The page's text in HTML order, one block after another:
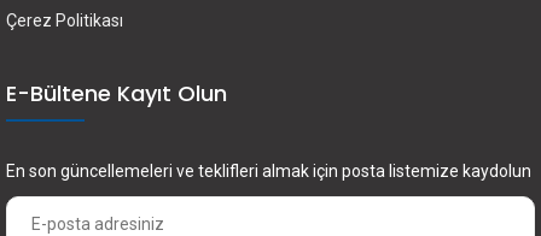
Çerez Politikası
E-Bültene Kayıt Olun
En son güncellemeleri ve teklifleri almak için posta listemize kaydolun